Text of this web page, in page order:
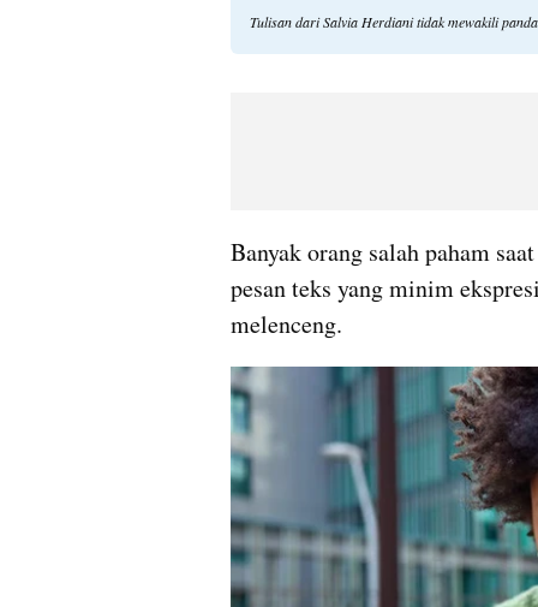
Tulisan dari Salvia Herdiani tidak mewakili
Banyak orang salah paham
pesan teks yang minim
melenceng.